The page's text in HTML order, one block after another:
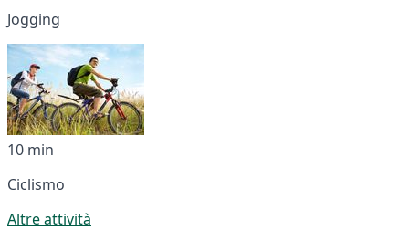
Jogging
10 min
Ciclismo
Altre attività